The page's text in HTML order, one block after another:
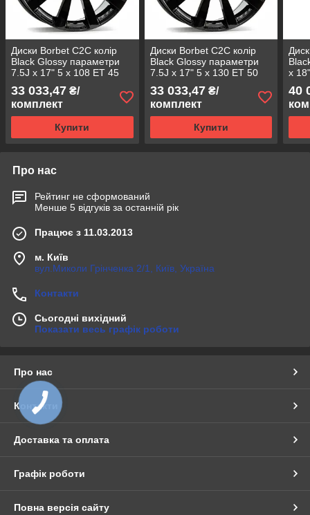
Диски Borbet C2C колір
Black Glossy параметри
7.5J x 17" 5 x 108 ET 45
33 033,47 ₴/
комплект
Купити
Диски Borbet C2C колір
Black Glossy параметри
7.5J x 17" 5 x 130 ET 50
33 033,47₴/
комплект
Купити
x
40
Про нас
Рейтинг не сформований
Менше 5 відгуків за останній рік
Працює з 11.03.2013
м. Київ
вул.Миколи Грінченка 2/1, Київ, Україна
Контакти
Сьогодні вихідний
Показати весь графік роботи
Про нас
Контакти
Доставка та оплата
Графік роботи
Повна версія сайту